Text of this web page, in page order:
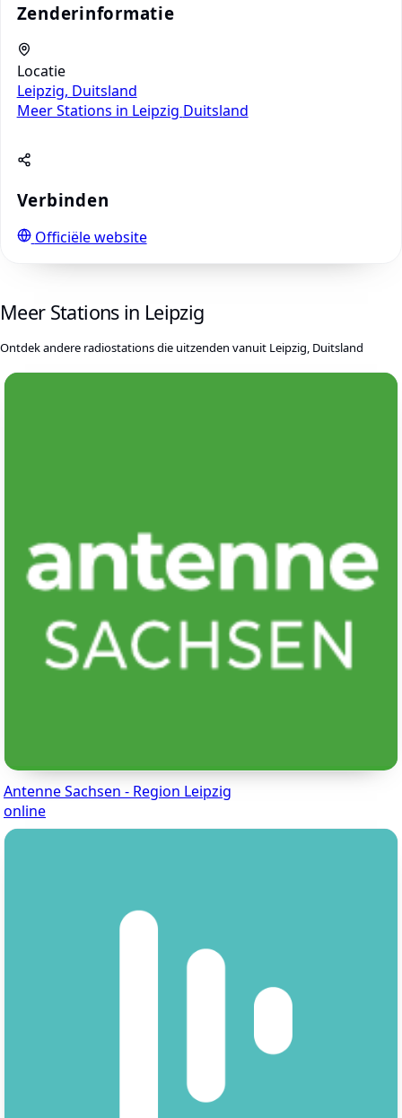
Zenderinformatie
Locatie
Leipzig, Duitsland
Meer Stations in Leipzig Duitsland
Verbinden
Officiële website
Meer Stations in Leipzig
Ontdek andere radiostations die uitzenden vanuit Leipzig, Duitsland
Antenne Sachsen - Region Leipzig
online